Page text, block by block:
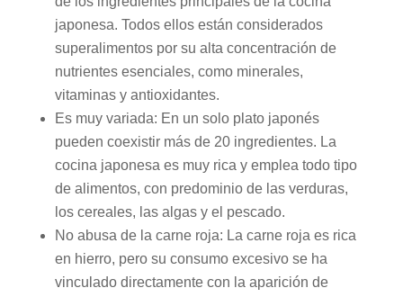
japonesa. Todos ellos están considerados
superalimentos por su alta concentración de
nutrientes esenciales, como minerales,
vitaminas y antioxidantes.
Es muy variada: En un solo plato japonés
pueden coexistir más de 20 ingredientes. La
cocina japonesa es muy rica y emplea todo tipo
de alimentos, con predominio de las verduras,
los cereales, las algas y el pescado.
No abusa de la carne roja: La carne roja es rica
en hierro, pero su consumo excesivo se ha
vinculado directamente con la aparición de